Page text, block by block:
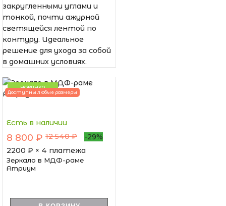
закругленными углами и
тонкой, почти ажурной
светящейся лентой по
контуру. Идеальное
решение для ухода за собой
в домашних условиях.
НОВИНКА
Доступны любые размеры
Есть в наличии
8 800 ₽ 12 540 ₽
-29%
2200 ₽ × 4 платежа
Зеркало в МДФ-раме
Атриум